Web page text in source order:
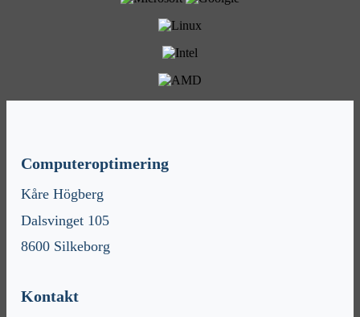
Computeroptimering
Kåre Högberg
Dalsvinget 105
8600 Silkeborg
Kontakt